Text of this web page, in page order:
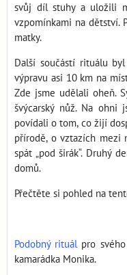
svůj díl stuhy a uložili
vzpomínkami na dětství.
matky.
Další součástí rituálu
výpravu asi 10 km na
Zde jsme udělali oheň.
švýcarský nůž. Na ohni
povídali o tom, co žijí
přírodě, o vztazích mezi
spát „pod širák“. Druhý
domů.
Přečtěte si pohled na
Podobný rituálpro svého
kamarádka Monika.